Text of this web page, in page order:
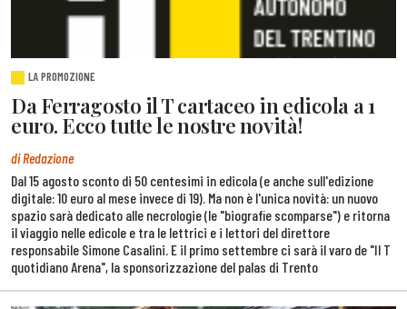
LA PROMOZIONE
Da Ferragosto il T cartaceo in edicola a 1
euro. Ecco tutte le nostre novità!
di Redazione
Dal 15 agosto sconto di 50 centesimi in edicola (e anche sull'edizione
digitale: 10 euro al mese invece di 19). Ma non è l'unica novità: un nuovo
spazio sarà dedicato alle necrologie (le "biografie scomparse") e ritorna
il viaggio nelle edicole e tra le lettrici e i lettori del direttore
responsabile Simone Casalini. E il primo settembre ci sarà il varo de "Il T
quotidiano Arena", la sponsorizzazione del palas di Trento